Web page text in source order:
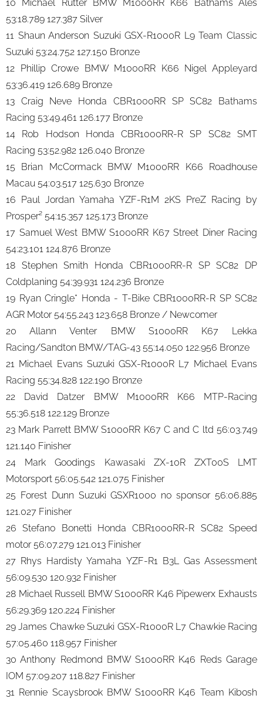
10 Michael Rutter BMW M1000RR K66 Bathams Ales
53:18.789 127.387 Silver
11 Shaun Anderson Suzuki GSX-R1000R L9 Team Classic
Suzuki 53:24.752 127.150 Bronze
12 Phillip Crowe BMW M1000RR K66 Nigel Appleyard
53:36.419 126.689 Bronze
13 Craig Neve Honda CBR1000RR SP SC82 Bathams
Racing 53:49.461 126.177 Bronze
14 Rob Hodson Honda CBR1000RR-R SP SC82 SMT
Racing 53:52.982 126.040 Bronze
15 Brian McCormack BMW M1000RR K66 Roadhouse
Macau 54:03.517 125.630 Bronze
16 Paul Jordan Yamaha YZF-R1M 2KS PreZ Racing by
Prosper² 54:15.357 125.173 Bronze
17 Samuel West BMW S1000RR K67 Street Diner Racing
54:23.101 124.876 Bronze
18 Stephen Smith Honda CBR1000RR-R SP SC82 DP
Coldplaning 54:39.931 124.236 Bronze
19 Ryan Cringle* Honda - T-Bike CBR1000RR-R SP SC82
AGR Motor 54:55.243 123.658 Bronze / Newcomer
20 Allann Venter BMW S1000RR K67 Lekka
Racing/Sandton BMW/TAG-43 55:14.050 122.956 Bronze
21 Michael Evans Suzuki GSX-R1000R L7 Michael Evans
Racing 55:34.828 122.190 Bronze
22 David Datzer BMW M1000RR K66 MTP-Racing
55:36.518 122.129 Bronze
23 Mark Parrett BMW S1000RR K67 C and C ltd 56:03.749
121.140 Finisher
24 Mark Goodings Kawasaki ZX-10R ZXT00S LMT
Motorsport 56:05.542 121.075 Finisher
25 Forest Dunn Suzuki GSXR1000 no sponsor 56:06.885
121.027 Finisher
26 Stefano Bonetti Honda CBR1000RR-R SC82 Speed
motor 56:07.279 121.013 Finisher
27 Rhys Hardisty Yamaha YZF-R1 B3L Gas Assessment
56:09.530 120.932 Finisher
28 Michael Russell BMW S1000RR K46 Pipewerx Exhausts
56:29.369 120.224 Finisher
29 James Chawke Suzuki GSX-R1000R L7 Chawkie Racing
57:05.460 118.957 Finisher
30 Anthony Redmond BMW S1000RR K46 Reds Garage
IOM 57:09.207 118.827 Finisher
31 Rennie Scaysbrook BMW S1000RR K46 Team Kibosh